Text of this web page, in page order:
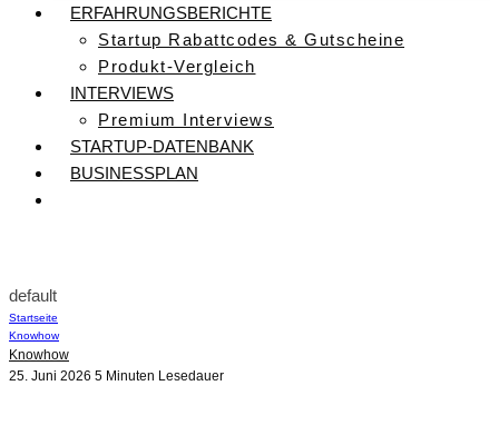
ERFAHRUNGSBERICHTE
Startup Rabattcodes & Gutscheine
Produkt-Vergleich
INTERVIEWS
Premium Interviews
STARTUP-DATENBANK
BUSINESSPLAN
default
Startseite
Knowhow
Knowhow
25. Juni 2026 5 Minuten Lesedauer